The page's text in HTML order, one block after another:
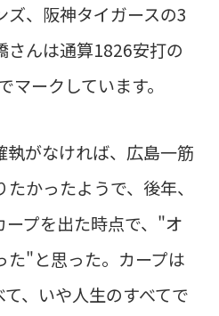
ズ、阪神タイガースの3
さんは通算1826安打の
マークしています。
執がなければ、広島一筋
かったようで、後年、
プを出た時点で、"オ
た"と思った。カープは
、いや人生のすべてで